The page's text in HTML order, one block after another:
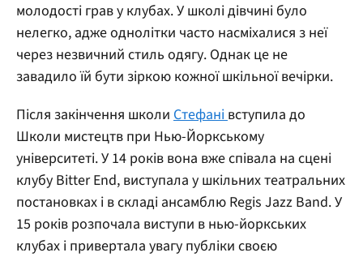
молодості грав у клубах. У школі дівчині було
нелегко, адже однолітки часто насміхалися з неї
через незвичний стиль одягу. Однак це не
завадило їй бути зіркою кожної шкільної вечірки.
Після закінчення школи Стефанівступила до
Школи мистецтв при Нью-Йоркському
університеті. У 14 років вона вже співала на сцені
клубу Bitter End, виступала у шкільних театральних
постановках і в складі ансамблю Regis Jazz Band. У
15 років розпочала виступи в нью-йоркських
клубах і привертала увагу публіки своєю